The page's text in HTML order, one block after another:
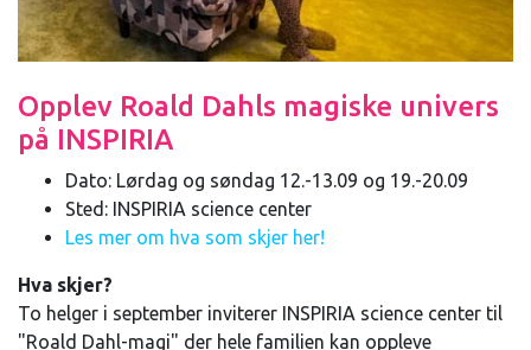
Opplev Roald Dahls magiske univers
på INSPIRIA
Dato: Lørdag og søndag 12.-13.09 og 19.-20.09
Sted: INSPIRIA science center
Les mer om hva som skjer her!
Hva skjer?
To helger i september inviterer INSPIRIA science center til
"Roald Dahl-magi" der hele familien kan oppleve